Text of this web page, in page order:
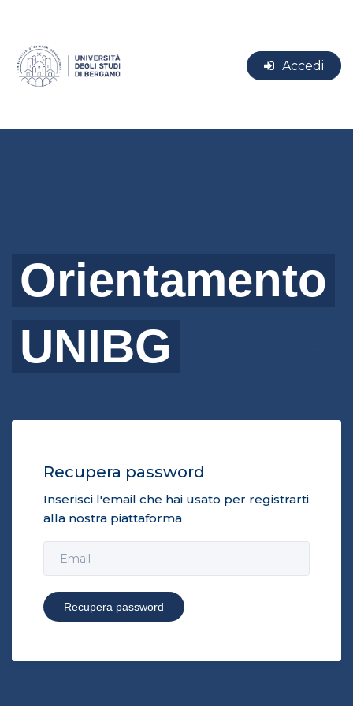
Accedi
Orientamento
UNIBG
Recupera password
Inserisci l'email che hai usato per registrarti
alla nostra piattaforma
Recupera password